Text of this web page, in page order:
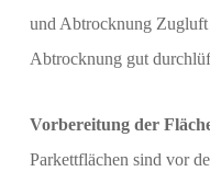
und Abtrocknung Zugluft
Abtrocknung gut
Vorbereitung der
Parkettflächen sind vor